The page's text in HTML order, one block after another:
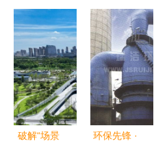
——食品与
环境工程学
部暑期社会
实践纪实
工程的力量
与美学
破解“场景 环保先锋 ·